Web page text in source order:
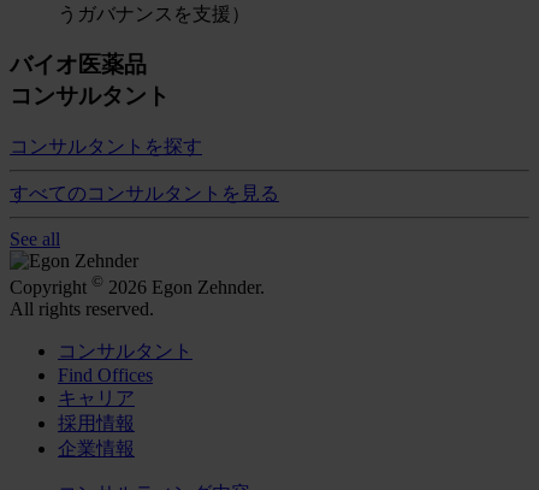
うガバナンスを支援）
バイオ医薬品
コンサルタント
コンサルタントを探す
すべてのコンサルタントを見る
See all
Copyright © 2026 Egon Zehnder.
All rights reserved.
コンサルタント
Find Offices
キャリア
採用情報
企業情報